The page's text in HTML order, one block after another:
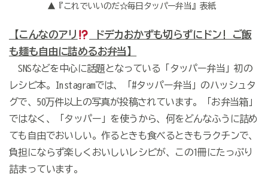
▲『これでいいのだ☆毎日タッパー弁当』表紙
【こんなのアリ
ドデカおかずも切らずにドン! ご飯
も麺も自由に詰めるお弁当】
SNSなどを中心に話題となっている「タッパー弁当」初の
レシピ本。Instagramでは、「#タッパー弁当」のハッシュタ
グで、50万件以上の写真が投稿されています。「お弁当箱」
ではなく、「タッパー」を使うから、何をどんなふうに詰め
ても自由でおいしい。作るときも食べるときもラクチンで、
負担にならず楽しくおいしいレシピが、この1冊にたっぷり
詰まっています。